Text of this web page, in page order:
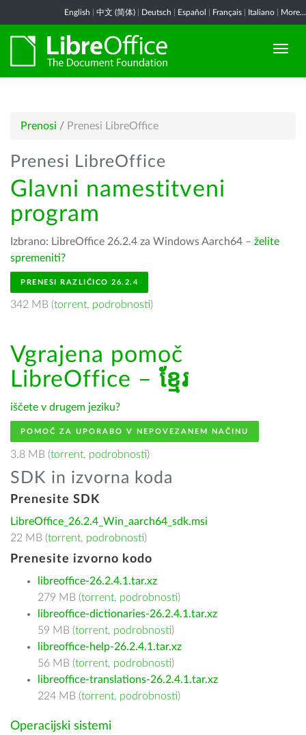
English 中文 (简体) Deutsch Español Français Italiano More...
Prenosi / Prenesi LibreOffice
Prenesi LibreOffice
Glavni namestitveni
program
Izbrano: LibreOffice 26.2.4 za Windows Aarch64 – želite
spremeniti?
PRENESI RAZLIČICO 26.2.4
342 MB (torrent, podrobnosti)
Vgrajena pomoč
LibreOffice – ខ្មែរ
iščete v drugem jeziku?
POMOČ ZA UPORABO V NEPOVEZANEM NAČINU
3.8 MB (torrent, podrobnosti)
SDK in izvorna koda
Prenesite SDK
LibreOffice_26.2.4_Win_aarch64_sdk.msi
22 MB (torrent, podrobnosti)
Prenesite izvorno kodo
libreoffice-26.2.4.1.tar.xz
279 MB (torrent, podrobnosti)
libreoffice-dictionaries-26.2.4.1.tar.xz
59 MB (torrent, podrobnosti)
libreoffice-help-26.2.4.1.tar.xz
56 MB (torrent, podrobnosti)
libreoffice-translations-26.2.4.1.tar.xz
224 MB (torrent, podrobnosti)
Operacijski sistemi